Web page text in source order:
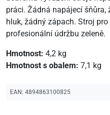
práci. Žádná napájecí šňůra,
hluk, žádný zápach. Stroj
profesionální údržbu zeleně.
Hmotnost: 4,2 kg
Hmotnost s obalem: 7,1 kg
EAN: 4894863100825